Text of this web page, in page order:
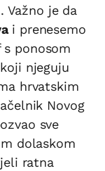
Važno je da
i prenesemo
s ponosom
njeguju
hrvatskim
Novog
sve
dolaskom
ratna